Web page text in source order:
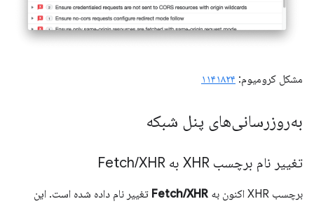
مشکل کرومیوم: ۱۱۴۱۸۲۴
به‌روزرسانی‌های پنل شبکه
تغییر نام برچسب XHR به Fetch /XHR
برچسب XHR اکنون به Fetch/XHR تغییر نام داده شده است. این